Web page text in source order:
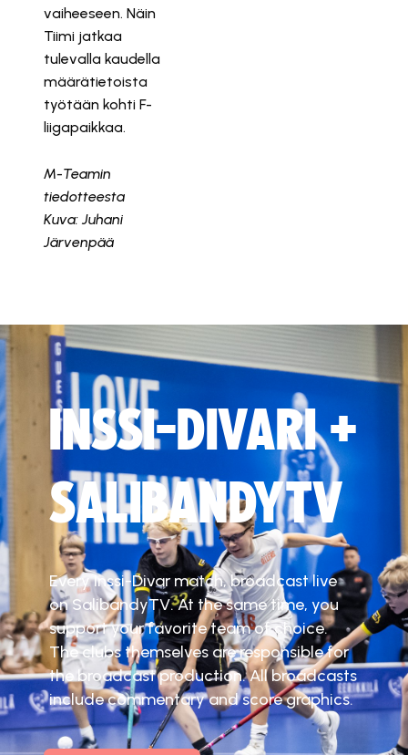
vaiheeseen. Näin
Tiimi jatkaa
tulevalla kaudella
määrätietoista
työtään kohti F-
liigapaikkaa.
M-Teamin
tiedotteesta
Kuva: Juhani
Järvenpää
INSSI-DIVARI +
SALIBANDYTV
Every Inssi-Divar match, broadcast live
on SalibandyTV. At the same time, you
support your favorite team of choice.
The clubs themselves are responsible for
the broadcast production. All broadcasts
include commentary and score graphics.